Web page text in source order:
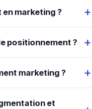
en marketing ?
positionnement ?
marketing ?
et